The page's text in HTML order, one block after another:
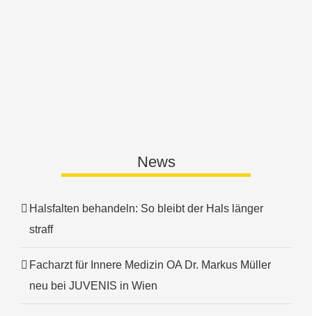
News
Halsfalten behandeln: So bleibt der Hals länger
straff
Facharzt für Innere Medizin OA Dr. Markus Müller
neu bei JUVENIS in Wien